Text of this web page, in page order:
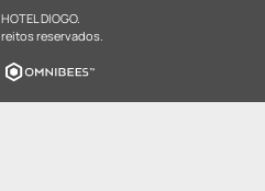
DIOGO.
reservados.